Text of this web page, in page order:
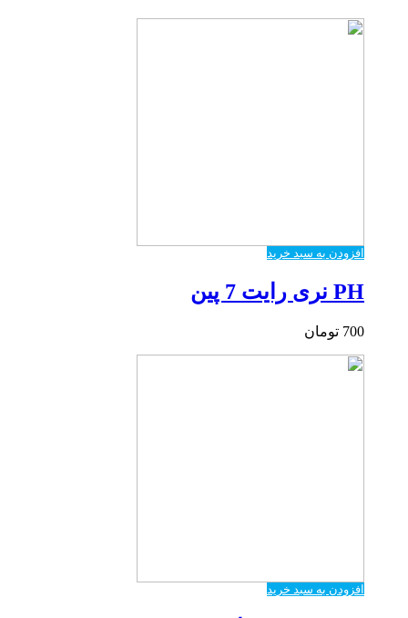
افزودن به سبد خرید
PH نری رایت 7 پین
700 تومان
افزودن به سبد خرید